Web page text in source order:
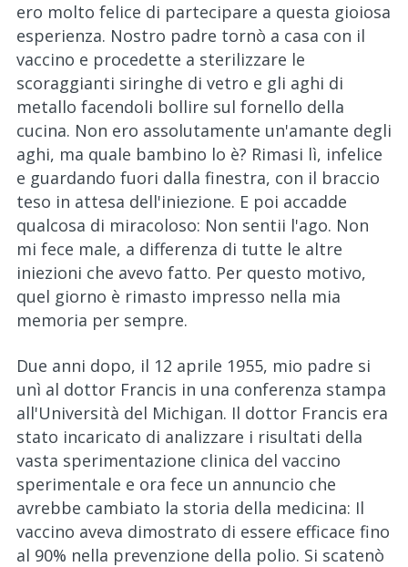
ero molto felice di partecipare a questa gioiosa
esperienza. Nostro padre tornò a casa con il
vaccino e procedette a sterilizzare le
scoraggianti siringhe di vetro e gli aghi di
metallo facendoli bollire sul fornello della
cucina. Non ero assolutamente un'amante degli
aghi, ma quale bambino lo è? Rimasi lì, infelice
e guardando fuori dalla finestra, con il braccio
teso in attesa dell'iniezione. E poi accadde
qualcosa di miracoloso: Non sentii l'ago. Non
mi fece male, a differenza di tutte le altre
iniezioni che avevo fatto. Per questo motivo,
quel giorno è rimasto impresso nella mia
memoria per sempre.
Due anni dopo, il 12 aprile 1955, mio padre si
unì al dottor Francis in una conferenza stampa
all'Università del Michigan. Il dottor Francis era
stato incaricato di analizzare i risultati della
vasta sperimentazione clinica del vaccino
sperimentale e ora fece un annuncio che
avrebbe cambiato la storia della medicina: Il
vaccino aveva dimostrato di essere efficace fino
al 90% nella prevenzione della polio. Si scatenò